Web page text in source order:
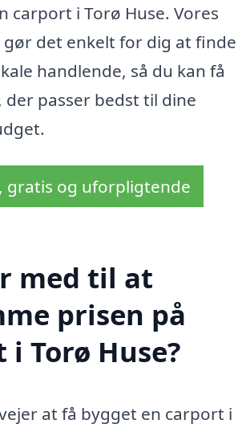
carport i Torø Huse. Vores
gør det enkelt for dig at finde
handlende, så du kan få
passer bedst til dine
gratis og uforpligtende
med til at
prisen på
Torø Huse?
at få bygget en carport i